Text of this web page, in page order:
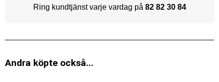
Ring kundtjänst varje vardag på 82 82 30 84
Andra köpte också...